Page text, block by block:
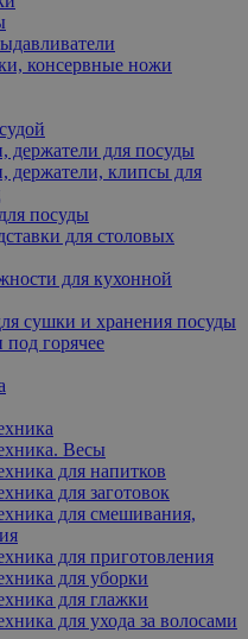
консервные ножи
держатели для посуды
держатели, клипсы для
посуды
для столовых
для кухонной
сушки и хранения посуды
под горячее
Весы
для напитков
для заготовок
для смешивания,
для приготовления
для уборки
для глажки
для ухода за волосами